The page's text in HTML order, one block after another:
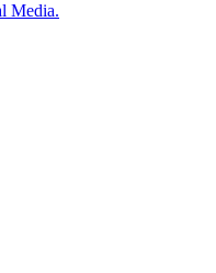
Media.